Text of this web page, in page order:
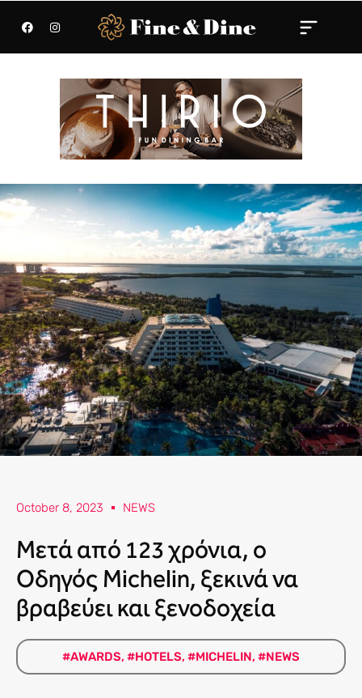
October 8, 2023 NEWS
Μετά από 123 χρόνια, ο
Οδηγός Michelin, ξεκινά να
βραβεύει και ξενοδοχεία
#AWARDS, #HOTELS, #MICHELIN, #NEWS